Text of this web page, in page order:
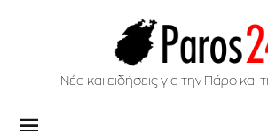
Νέα και ειδήσεις για την Πάρο και